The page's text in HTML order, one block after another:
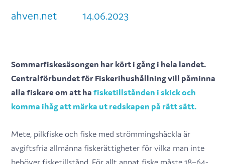
ahven.net 14.06.2023
Sommarfiskesäsongen har kört i gång i hela landet.
Centralförbundet för Fiskerihushållning vill påminna
alla fiskare om att hafisketillstånden i skick och
komma ihåg att märka ut redskapen på rätt sätt.
Mete, pilkfiske och fiske med strömmingshäckla är
avgiftsfria allmänna fiskerättigheter för vilka man inte